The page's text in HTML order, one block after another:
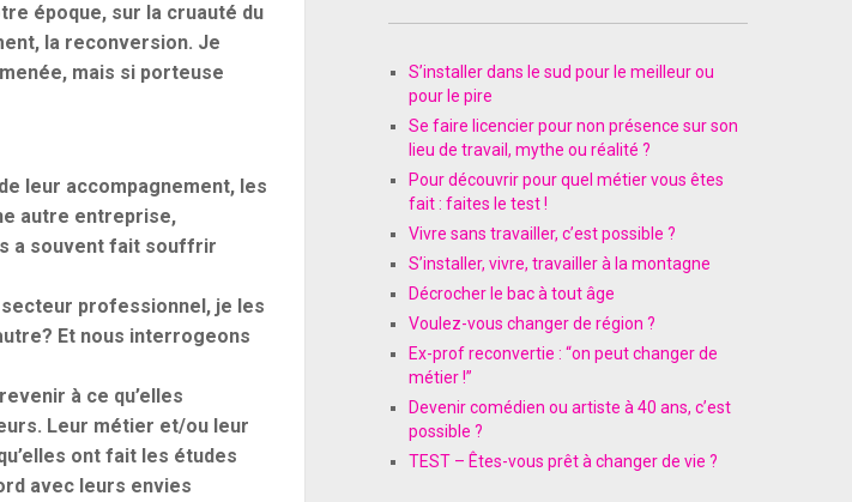
époque, sur la cruauté du
la reconversion. Je
mais si porteuse
leur accompagnement, les
autre entreprise,
a souvent fait souffrir
professionnel, je les
Et nous interrogeons
à ce qu’elles
Leur métier et/ou leur
ont fait les études
avec leurs envies
S’installer dans le sud pour le meilleur ou
pour le pire
Se faire licencier pour non présence sur son
lieu de travail, mythe ou réalité ?
Pour découvrir pour quel métier vous êtes
fait : faites le test !
Vivre sans travailler, c’est possible ?
S’installer, vivre, travailler à la montagne
Décrocher le bac à tout âge
Voulez-vous changer de région ?
Ex-prof reconvertie : “on peut changer de
métier !”
Devenir comédien ou artiste à 40 ans, c’est
possible ?
TEST – Êtes-vous prêt à changer de vie ?